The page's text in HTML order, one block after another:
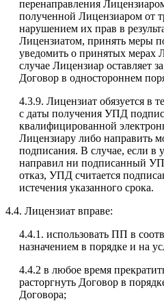
перенаправления
полученной Лицензиаром от
нарушением их прав в
Лицензиатом, принять меры
уведомить о принятых мерах
случае Лицензиар оставляет
Договор в одностороннем
4.3.9. Лицензиат обязуется в
с даты получения УПД
квалифицированной
Лицензиару либо направить
подписания. В случае, если в
направил ни подписанный
отказ, УПД считается
истечения указанного срока.
4.4. Лицензиат вправе:
4.4.1. использовать ПП в
назначением в порядке и на
4.4.2 в любое время
расторгнуть Договор в
Договора;